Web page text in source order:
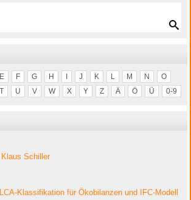
E F G H J K L M N
O
T U V W X Y Z Ä Ö Ü 0-9
Klaus Schiller
Klassifikation für Ökobilanzen und IFC-Modell